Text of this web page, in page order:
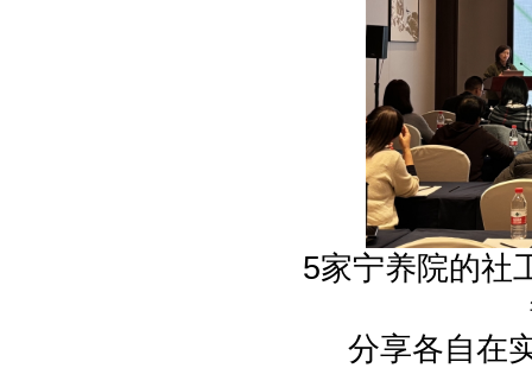
5家宁养院的社
分享各自在